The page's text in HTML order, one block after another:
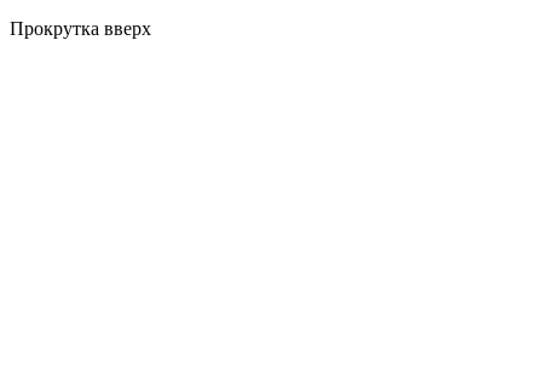
Прокрутка вверх